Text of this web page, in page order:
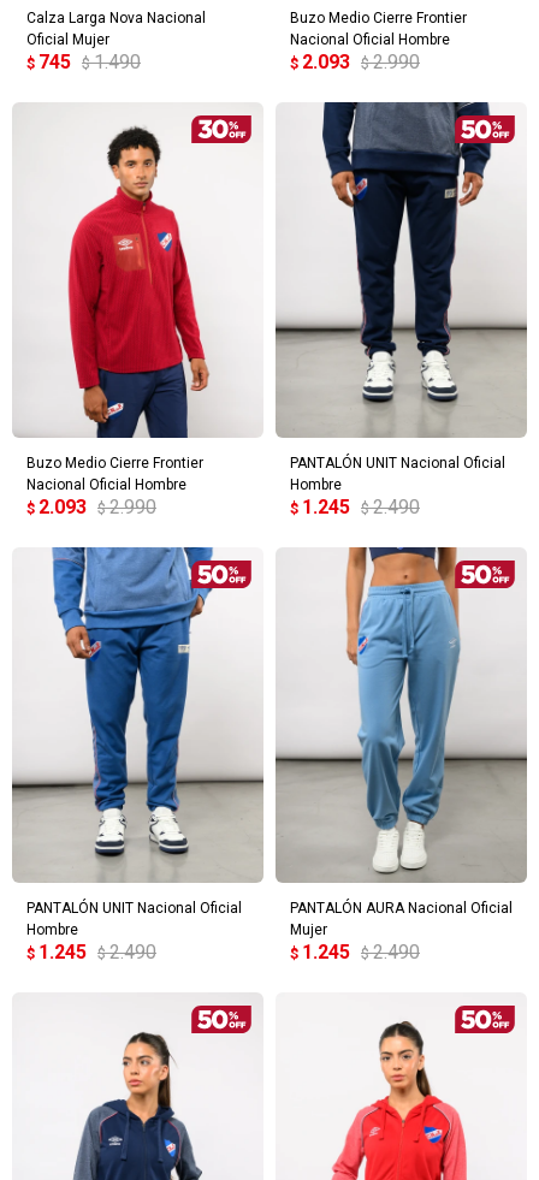
Calza Larga Nova Nacional
Oficial Mujer
$ 745 $ 1.490
Buzo Medio Cierre Frontier
Nacional Oficial Hombre
$ 2.093 $ 2.990
Buzo Medio Cierre Frontier
Nacional Oficial Hombre
$ 2.093 $ 2.990
PANTALÓN UNIT Nacional Oficial
Hombre
$ 1.245 $ 2.490
PANTALÓN UNIT Nacional Oficial
Hombre
$ 1.245 $ 2.490
PANTALÓN AURA Nacional Oficial
Mujer
$ 1.245 $ 2.490